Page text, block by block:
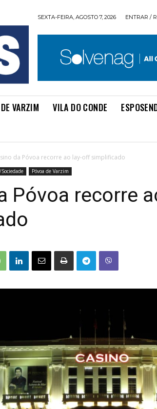
SEXTA-FEIRA, AGOSTO 7, 2026 ENTRAR /
VARZIM VILA DO CONDE
da Póvoa recorre ao lay-off simplificado
Póvoa de Varzim
Póvoa recorre